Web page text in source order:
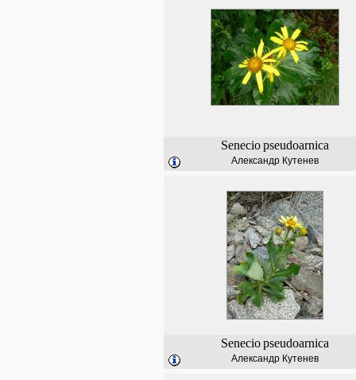
Seneciopseudoarnica
Александр Кутенев
Seneciopseudoarnica
Александр Кутенев